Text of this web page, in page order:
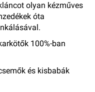
olyan kézműves
óta
100%-ban
és kisbabák